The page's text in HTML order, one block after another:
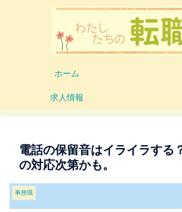
ホーム
求人情報
電話の保留音はイライラする
の対応次第かも。
事務職